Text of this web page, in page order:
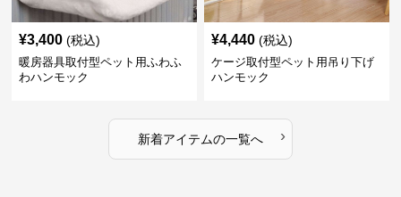
¥3,400 (税込)
暖房器具取付型ペット用ふわふ
わハンモック
¥4,440 (税込)
ケージ取付型ペット用吊り下げ
ハンモック
新着アイテムの一覧へ ›